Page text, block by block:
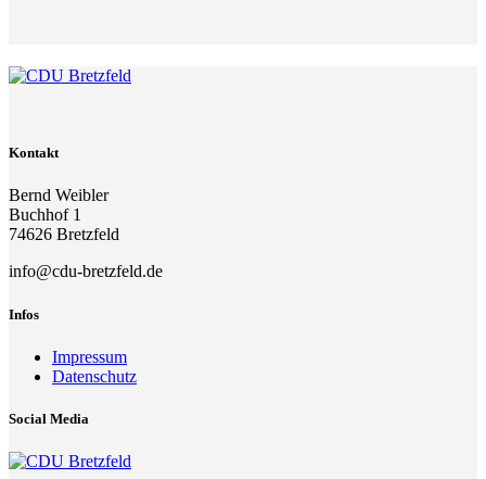
Kontakt
Bernd Weibler
Buchhof 1
74626 Bretzfeld
info@cdu-bretzfeld.de
Infos
Impressum
Datenschutz
Social Media